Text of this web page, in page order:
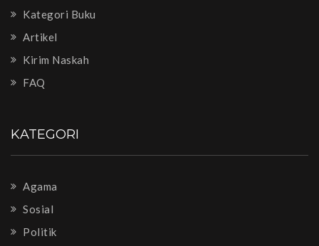
Kategori Buku
Artikel
Kirim Naskah
FAQ
KATEGORI
Agama
Sosial
Politik